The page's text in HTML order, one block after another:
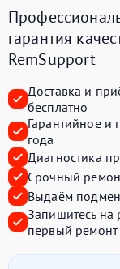
гарантия
RemSupport
Доставка и
бесплатно
Гарантийное и
года
Диагностика
Срочный
Выдаём
Запишитесь на
первый ремонт